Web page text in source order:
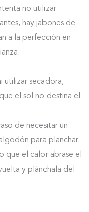
no utilizar
hay jabones de
a la perfección en
utilizar secadora,
el sol no destiña el
de necesitar un
para planchar
que el calor abrase el
y plánchala del